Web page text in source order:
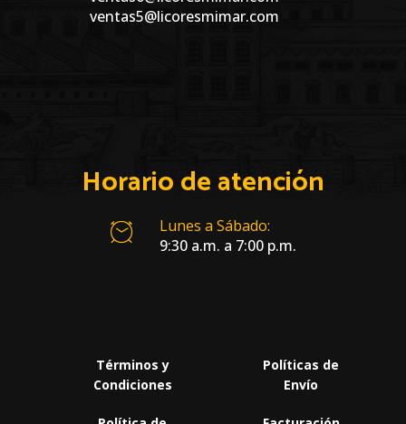
ventas5@licoresmimar.com
Horario de atención
Lunes a Sábado:
9:30 a.m. a 7:00 p.m.
Términos y
Condiciones
Políticas de
Envío